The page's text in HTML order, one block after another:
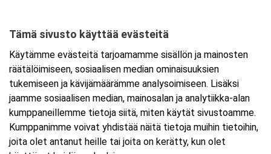
Tarkempi kartta ja ajo-ohjeet
Tämä sivusto käyttää evästeitä
Käytämme evästeitä tarjoamamme sisällön ja mainosten
räätälöimiseen, sosiaalisen median ominaisuuksien
tukemiseen ja kävijämäärämme analysoimiseen. Lisäksi
jaamme sosiaalisen median, mainosalan ja analytiikka-alan
kumppaneillemme tietoja siitä, miten käytät sivustoamme.
Kumppanimme voivat yhdistää näitä tietoja muihin tietoihin,
joita olet antanut heille tai joita on kerätty, kun olet